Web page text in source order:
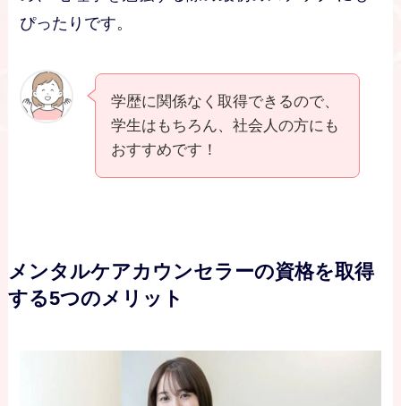
ぴったりです。
学歴に関係なく取得できるので、
学生はもちろん、社会人の方にも
おすすめです！
メンタルケアカウンセラーの資格を取得
する5つのメリット